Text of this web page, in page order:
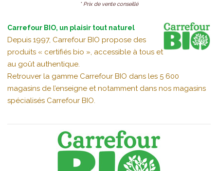
* Prix de vente conseillé
Carrefour BIO, un plaisir tout naturel
Depuis 1997, Carrefour BIO propose des
produits « certifiés bio », accessible à tous et
au goût authentique.
Retrouver la gamme Carrefour BIO dans les 5 600
magasins de l’enseigne et notamment dans nos magasins
spécialisés Carrefour BIO.